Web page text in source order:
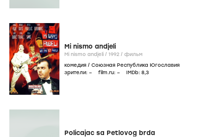
Mi nismo andjeli
Mi nismo andjeli / 1992 / фильм
комедия / Союзная Республика Югославия
зрители: – film.ru: – IMDb: 8,3
Policajac sa Petlovog brda